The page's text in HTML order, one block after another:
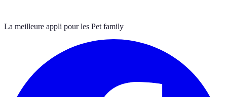
La meilleure appli pour les Pet family